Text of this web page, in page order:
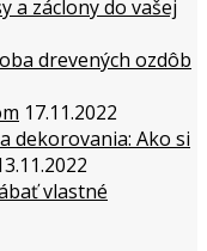
a záclony do vašej
drevených ozdôb
17.11.2022
dekorovania: Ako si
vlastné